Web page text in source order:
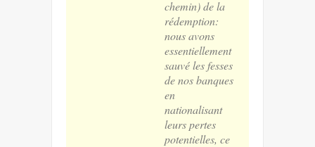
chemin) de la
rédemption:
nous avons
essentiellement
sauvé les fesses
de nos banques
en
nationalisant
leurs pertes
potentielles, ce